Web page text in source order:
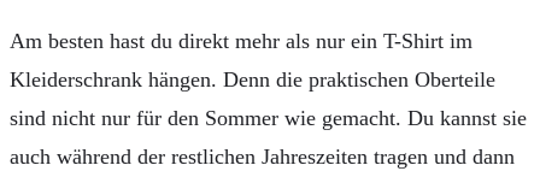
Am besten hast du direkt mehr als nur ein T-Shirt im
Kleiderschrank hängen. Denn die praktischen Oberteile
sind nicht nur für den Sommer wie gemacht. Du kannst sie
auch während der restlichen Jahreszeiten tragen und dann